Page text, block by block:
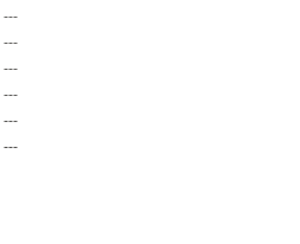
---
---
---
---
---
---